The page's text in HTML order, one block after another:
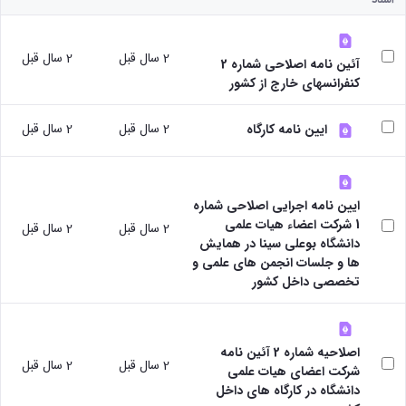
مرکز
نشر
رئیس
دفتر
ارتباط
صنعت
رئیس
آزمایشگاه
مرکزی
معاون
مدیر
امور
پژوهشی
کارکنان
ارتباط با
معاونت
نشانی
ونقشه
ارتباط
با
ارتباط
با
صنعت
تحقیقات
و فناوری
مرکز
گیاهی
پژوهشکده
آب
آزمایشگاه
تحقیقاتی
آزمایشگاه
آزمایشگاه
تنش
پسماند
آزمایشگاه
با
صنعت
آزمایشگاه
مرکزی
مرکز
نشر
شوراها و
پژوهشی
شورای
انتشارات
اتاق
فکر
پژوهشی
کارگروه
علم
سنجی
کارگروه
اخلاق
پزشکی
آیین
نامه
های
کتاب
نامه
های
طرح
ها
آیین
نامه
های
مجلات
آیین
نامه
های
کنفرانس
ها
آیین
نامه
آئین نامه اصلاحی شماره 2
کنفرانسهای خارج از کشور
2 سال قبل 2 سال قبل
ایین نامه کارگاه 2 سال قبل 2 سال قبل
ایین نامه اجرایی اصلاحی شماره
1 شرکت اعضاء هیات علمی
دانشگاه بوعلی سینا در همایش
ها و جلسات انجمن های علمی و
تخصصی داخل کشور
2 سال قبل 2 سال قبل
اصلاحیه شماره 2 آئین نامه
شرکت اعضای هیات علمی
دانشگاه در کارگاه های داخل
2 سال قبل 2 سال قبل